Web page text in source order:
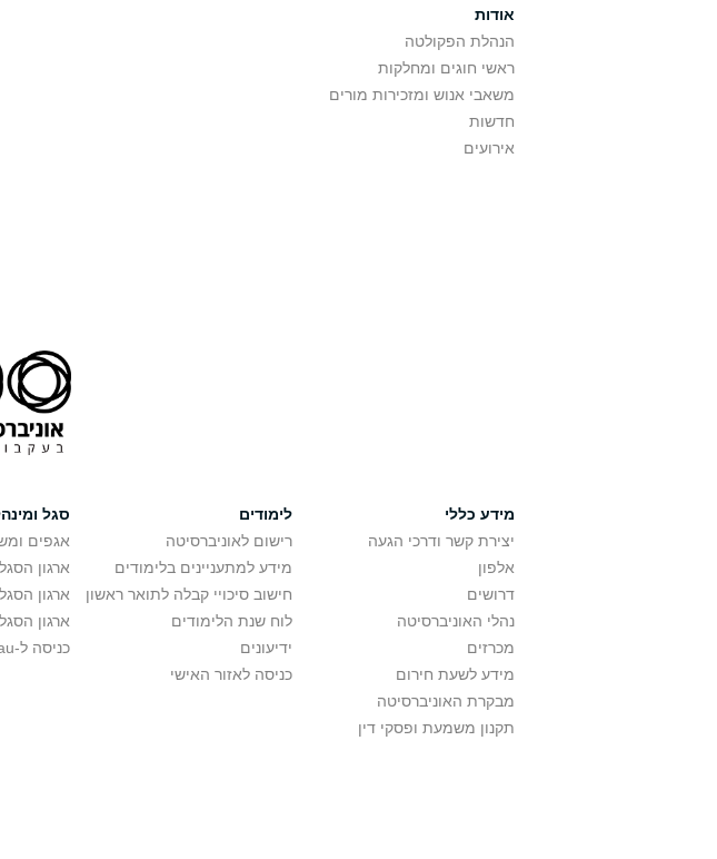
אודות
הנהלת הפקולטה
ראשי חוגים ומחלקות
משאבי אנוש ומזכירות מורים
חדשות
אירועים
מידע כללי
יצירת קשר ודרכי הגעה
אלפון
דרושים
נהלי האוניברסיטה
מכרזים
מידע לשעת חירום
מבקרת האוניברסיטה
תקנון משמעת ופסקי דין
לימודים
רישום לאוניברסיטה
מידע למתעניינים בלימודים
חישוב סיכויי קבלה לתואר ראשון
לוח שנת הלימודים
ידיעונים
כניסה לאזור האישי
סגל
אגפים
ארגון
ארגון
ארגון
כניסה ל-My Tau